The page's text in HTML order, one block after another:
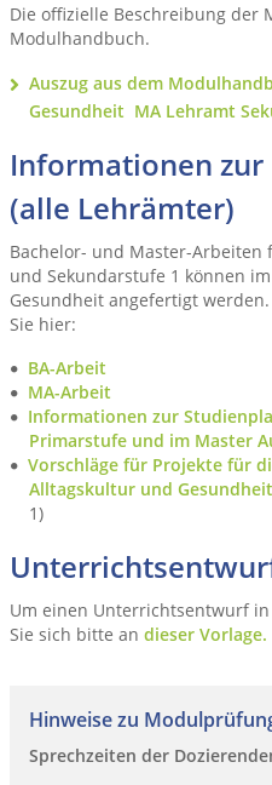
Die offizielle Beschreibung der
Modulhandbuch.
Auszug aus dem
Gesundheit MA Lehramt
Informationen zur
(alle Lehrämter)
Bachelor- und Master-Arbeiten
und Sekundarstufe 1 können
Gesundheit angefertigt
Sie hier:
BA-Arbeit
MA-Arbeit
Informationen zur
Primarstufe und im Master
Vorschläge für Projekte für
Alltagskultur und Gesundheit
1)
Um einen Unterrichtsentwurf
Sie sich bitte an dieser Vorlage.
Hinweise zu
Sprechzeiten der